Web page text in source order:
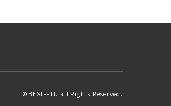
©BEST-FIT. all Rights Reserved.